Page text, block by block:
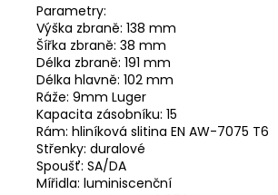
Parametry:
Výška zbraně: 138 mm
Šířka zbraně: 38 mm
Délka zbraně: 191 mm
Délka hlavně: 102 mm
Ráže: 9mm Luger
Kapacita zásobníku: 15
Rám: hliníková slitina EN AW-7075 T6
Střenky: duralové
Spoušť: SA/DA
Mířidla: luminiscenční